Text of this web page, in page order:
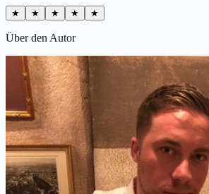
★ ★ ★ ★ ★
Über den Autor